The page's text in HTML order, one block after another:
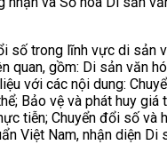
số trong lĩnh vực di sản
quan, gồm: Di sản văn
với các nội dung:
Bảo vệ và phát huy giá
tiễn; Chuyển đổi số và
Việt Nam, nhận diện Di